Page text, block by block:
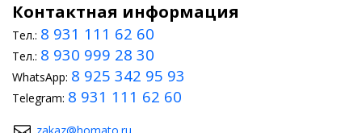
Контактная информация
Тел.: 8 931 111 62 60
Тел.: 8 930 999 28 30
WhatsApp: 8 925 342 95 93
Telegram: 8 931 111 62 60